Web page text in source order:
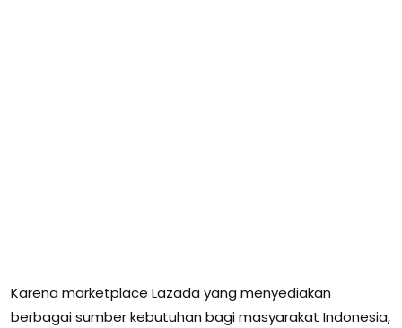
Karena marketplace Lazada yang menyediakan
berbagai sumber kebutuhan bagi masyarakat Indonesia,